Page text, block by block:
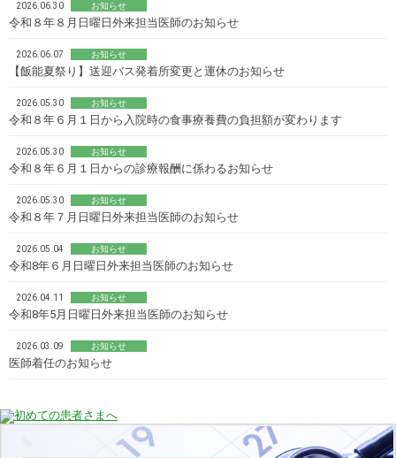
2026.06.30 お知らせ
令和８年８月日曜日外来担当医師のお知らせ
2026.06.07 お知らせ
【飯能夏祭り】送迎バス発着所変更と運休のお知らせ
2026.05.30 お知らせ
令和８年６月１日から入院時の食事療養費の負担額が変わります
2026.05.30 お知らせ
令和８年６月１日からの診療報酬に係わるお知らせ
2026.05.30 お知らせ
令和８年７月日曜日外来担当医師のお知らせ
2026.05.04 お知らせ
令和8年６月日曜日外来担当医師のお知らせ
2026.04.11 お知らせ
令和8年5月日曜日外来担当医師のお知らせ
2026.03.09 お知らせ
医師着任のお知らせ